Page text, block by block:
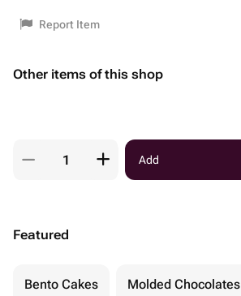
Report Item
Other items of this shop
Add
Featured
Bento Cakes Molded Chocolates